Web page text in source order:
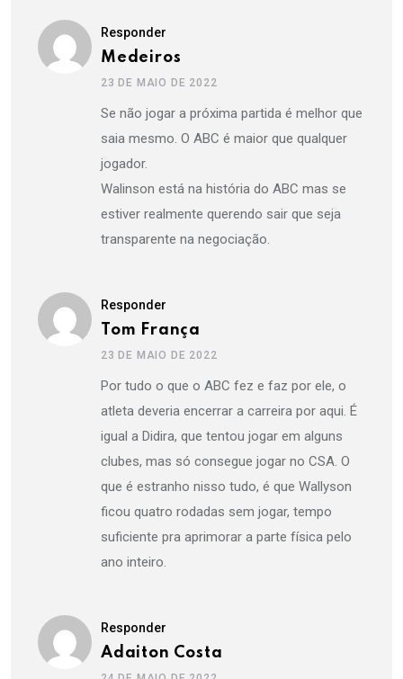
Responder
Medeiros
23 DE MAIO DE 2022
Se não jogar a próxima partida é melhor que
saia mesmo. O ABC é maior que qualquer
jogador.
Walinson está na história do ABC mas se
estiver realmente querendo sair que seja
transparente na negociação.
Responder
Tom França
23 DE MAIO DE 2022
Por tudo o que o ABC fez e faz por ele, o
atleta deveria encerrar a carreira por aqui. É
igual a Didira, que tentou jogar em alguns
clubes, mas só consegue jogar no CSA. O
que é estranho nisso tudo, é que Wallyson
ficou quatro rodadas sem jogar, tempo
suficiente pra aprimorar a parte física pelo
ano inteiro.
Responder
Adaiton Costa